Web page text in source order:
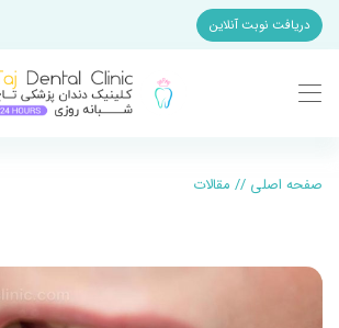
دریافت نوبت آنلاین
صفحه اصلی // مقالات